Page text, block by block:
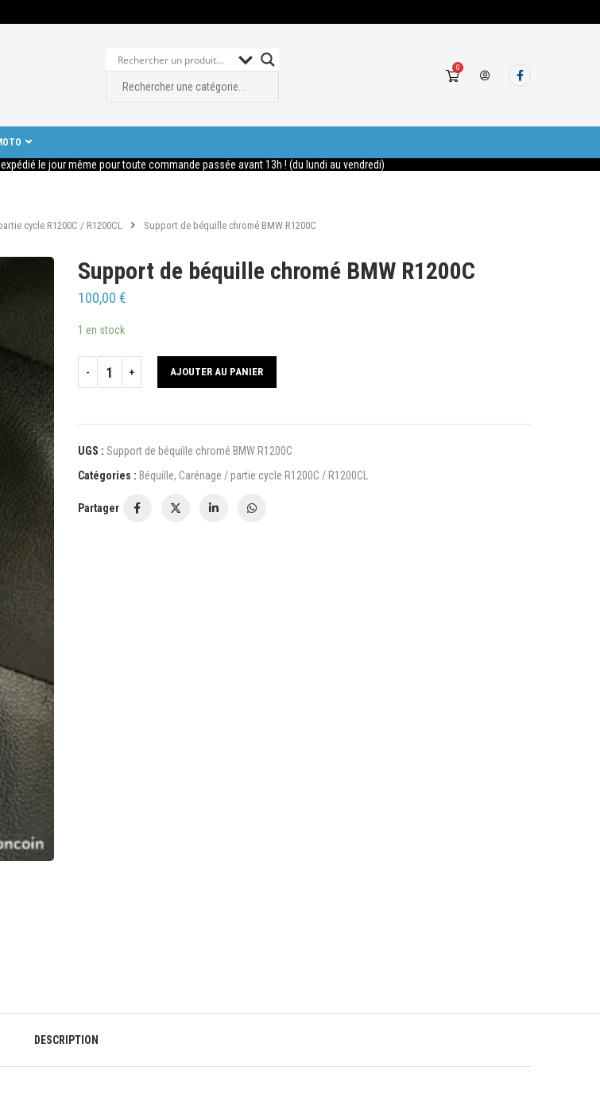
0
le jour même pour toute commande passée avant 13h ! (du lundi au vendredi)
cycle R1200C / R1200CL Support de béquille chromé BMW R1200C
Support de béquille chromé BMW R1200C
100,00 €
1 en stock
AJOUTER AU PANIER
UGS : Support de béquille chromé BMW R1200C
Catégories : Béquille, Carénage / partie cycle R1200C / R1200CL
Partager
DESCRIPTION